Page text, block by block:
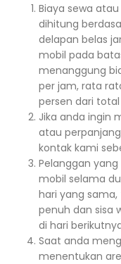
Biaya sewa
dihitung
delapan belas
mobil pada
menanggung
per jam, rata
persen dari
Jika anda ingin
atau
kontak kami
Pelanggan
mobil selama
hari yang
penuh dan sisa
di hari
Saat anda
menentukan